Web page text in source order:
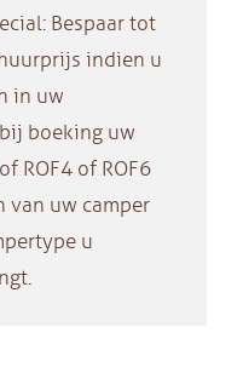
Bespaar tot
indien u
in uw
boeking uw
ROF4 of ROF6
van uw camper
u